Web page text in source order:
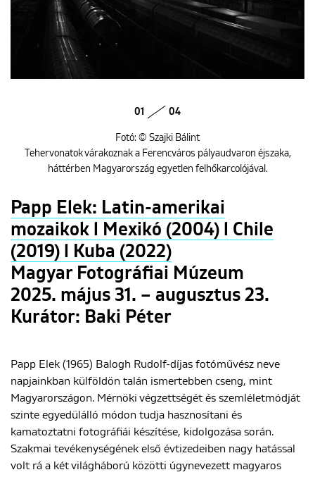
01 04
Fotó: © Szajki Bálint
Tehervonatok várakoznak a Ferencváros pályaudvaron éjszaka,
háttérben Magyarország egyetlen felhőkarcolójával.
Papp Elek: Latin-amerikai
mozaikok l Mexikó (2004) l Chile
(2019) l Kuba (2022)
Magyar Fotográfiai Múzeum
2025. május 31. – augusztus 23.
Kurátor: Baki Péter
Papp Elek (1965) Balogh Rudolf-díjas fotóművész neve
napjainkban külföldön talán ismertebben cseng, mint
Magyarországon. Mérnöki végzettségét és szemléletmódját
szinte egyedülálló módon tudja hasznosítani és
kamatoztatni fotográfiái készítése, kidolgozása során.
Szakmai tevékenységének első évtizedeiben nagy hatással
volt rá a két világháború közötti úgynevezett magyaros